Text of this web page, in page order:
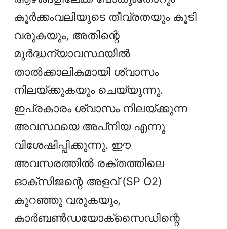
കൂർക്കംവലിയുടെ തീവ്രതയും കൂടി
വരുകയും, അതിന്റെ
മൂര്‍ദ്ധന്യാവസ്ഥയില്‍
താല്‍ക്കാലികമായി ശ്വാസം
നിലയ്ക്കുകയും ചെയ്യുന്നു.
ഇപ്രകാരം ശ്വാസം നിലയ്ക്കുന്ന
അവസ്ഥയെ അപ്‌നിയ എന്നു
വിശേഷിപ്പിക്കുന്നു. ഈ
അവസരത്തില്‍ രക്തത്തിലെ
ഓക്‌സിജന്റെ അളവ് (SP O2)
കുറഞ്ഞു വരുകയും,
കാർബൺഡയോക്സൈഡിന്റെ